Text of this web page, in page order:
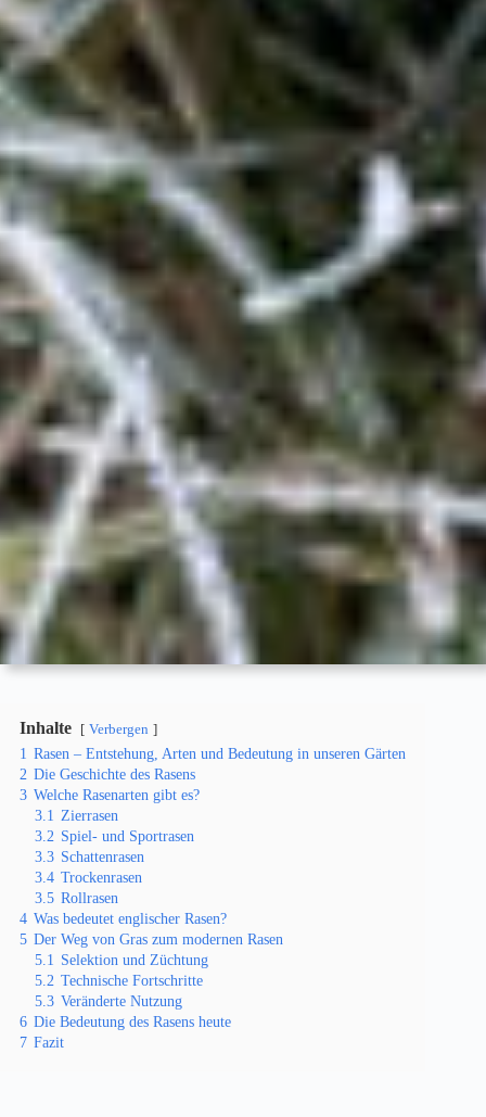
Inhalte Verbergen
1 Rasen – Entstehung, Arten und Bedeutung in unseren Gärten
2 Die Geschichte des Rasens
3 Welche Rasenarten gibt es?
3.1 Zierrasen
3.2 Spiel- und Sportrasen
3.3 Schattenrasen
3.4 Trockenrasen
3.5 Rollrasen
4 Was bedeutet englischer Rasen?
5 Der Weg von Gras zum modernen Rasen
5.1 Selektion und Züchtung
5.2 Technische Fortschritte
5.3 Veränderte Nutzung
6 Die Bedeutung des Rasens heute
7 Fazit